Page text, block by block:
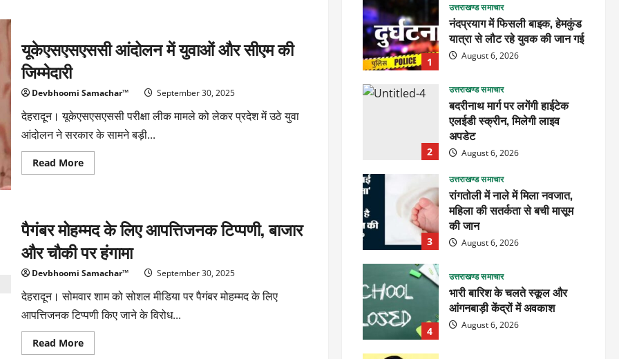
वाला
युवक
गिरफ्तार
यूकेएसएसएससी आंदोलन में युवाओं और सीएम की
जिम्मेदारी
Devbhoomi Samachar™ September 30, 2025
देहरादून। यूकेएसएसएससी परीक्षा लीक मामले को लेकर प्रदेश में उठे युवा
आंदोलन ने सरकार के सामने बड़ी...
Read MoreRead
more
और
सीएम
की
जिम्मेदारी
पैगंबर मोहम्मद के लिए आपत्तिजनक टिप्पणी, बाजार
और चौकी पर हंगामा
Devbhoomi Samachar™ September 30, 2025
देहरादून। सोमवार शाम को सोशल मीडिया पर पैगंबर मोहम्मद के लिए
आपत्तिजनक टिप्पणी किए जाने के विरोध...
Read MoreRead
more
1
उत्तराखण्ड समाचार
नंदप्रयाग में फिसली बाइक, हेमकुंड
यात्रा से लौट रहे युवक की जान गई
August 6, 2026
2
उत्तराखण्ड समाचार
बदरीनाथ मार्ग पर लगेंगी हाईटेक
एलईडी स्क्रीन, मिलेगी लाइव
अपडेट
August 6, 2026
3
उत्तराखण्ड समाचार
रांगतोली में नाले में मिला नवजात,
महिला की सतर्कता से बची मासूम
की जान
August 6, 2026
4
उत्तराखण्ड समाचार
भारी बारिश के चलते स्कूल और
आंगनबाड़ी केंद्रों में अवकाश
August 6, 2026